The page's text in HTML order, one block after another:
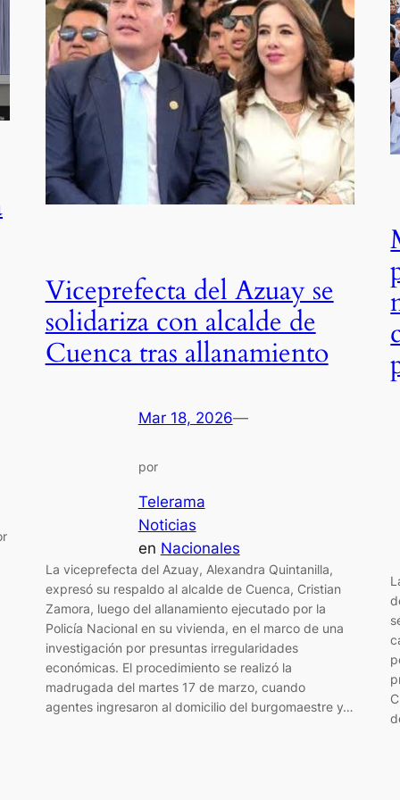
Viceprefecta del Azuay se
solidariza con alcalde de
Cuenca tras allanamiento
Mar 18, 2026—
por
Telerama
Noticias
en Nacionales
La viceprefecta del Azuay, Alexandra Quintanilla,
expresó su respaldo al alcalde de Cuenca, Cristian
Zamora, luego del allanamiento ejecutado por la
Policía Nacional en su vivienda, en el marco de una
investigación por presuntas irregularidades
económicas. El procedimiento se realizó la
madrugada del martes 17 de marzo, cuando
agentes ingresaron al domicilio del burgomaestre y…